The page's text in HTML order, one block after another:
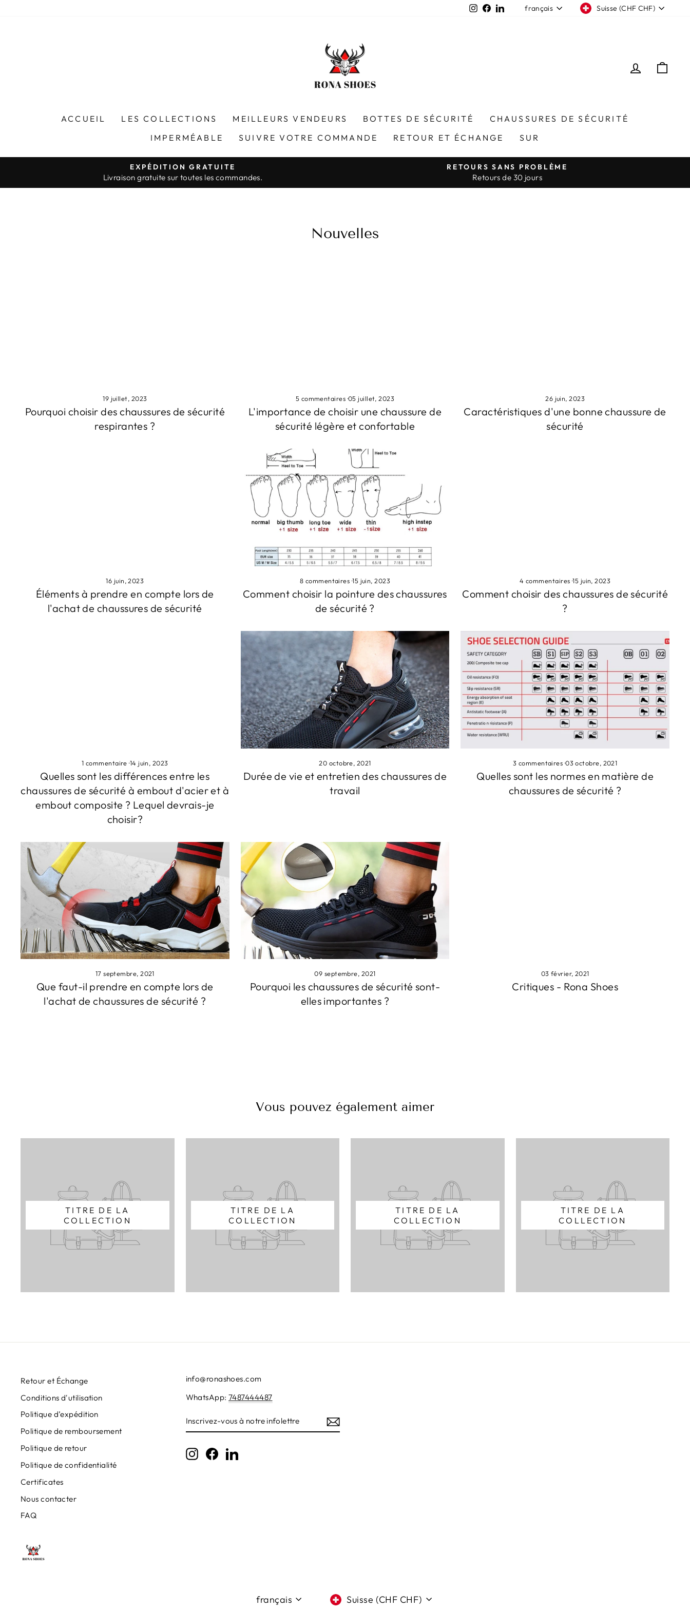
InstagramFacebook
LinkedInLangue
français Devise
Suisse (CHF CHF)
SE
ACCUEIL LES COLLECTIONS MEILLEURS VENDEURS BOTTES DE SÉCURITÉ
CHAUSSURES DE SÉCURITÉ
IMPERMÉABLE
SUIVRE VOTRE COMMANDE RETOUR ET ÉCHANGE SUR
EXPÉDITION GRATUITE
Livraison gratuite sur toutes les commandes.
RETOURS SANS PROBLÈME
Retours de 30 jours
Nouvelles
19 juillet, 2023
Pourquoi choisir des chaussures de sécurité
respirantes ?
5 commentaires ·05 juillet, 2023
L'importance de choisir une chaussure de
sécurité légère et confortable
26 juin, 2023
Caractéristiques d'une bonne chaussure de
sécurité
16 juin, 2023
Éléments à prendre en compte lors de
l'achat de chaussures de sécurité
8 commentaires ·15 juin, 2023
Comment choisir la pointure des chaussures
de sécurité ?
4 commentaires ·15 juin, 2023
Comment choisir des chaussures de sécurité
?
1 commentaire·14 juin, 2023
Quelles sont les différences entre les
chaussures de sécurité à embout d'acier et à
embout composite ? Lequel devrais-je
choisir?
20 octobre, 2021
Durée de vie et entretien des chaussures de
travail
3 commentaires ·03 octobre, 2021
Quelles sont les normes en matière de
chaussures de sécurité ?
17 septembre, 2021
Que faut-il prendre en compte lors de
l'achat de chaussures de sécurité ?
09 septembre, 2021
Pourquoi les chaussures de sécurité sont-
elles importantes ?
03 février, 2021
Critiques - Rona Shoes
Vous pouvez également aimer
TITRE DE LA
COLLECTION
TITRE DE LA
COLLECTION
TITRE DE LA
COLLECTION
TITRE DE LA
COLLECTION
Retour et Échange
Conditions d'utilisation
Politique d’expédition
Politique de remboursement
Politique de retour
Politique de confidentialité
Certificates
Nous contacter
FAQ
info@ronashoes.com
WhatsApp: 7487444487
VOUS
À
INFOLETTRE
Instagram
FacebookLinkedIn
Langue
français Devise
Suisse (CHF CHF)